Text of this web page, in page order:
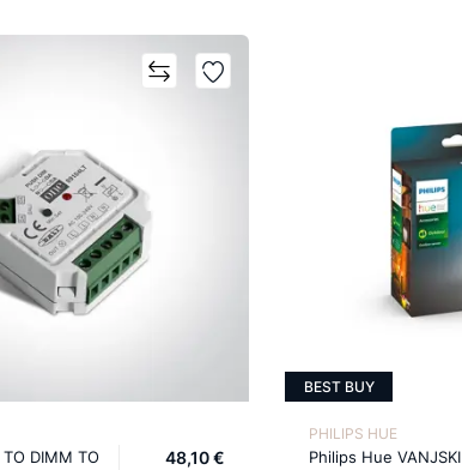
DIMM TO
48,10 €
BEST BUY
PHILIPS HUE
Philips Hue VANJSKI